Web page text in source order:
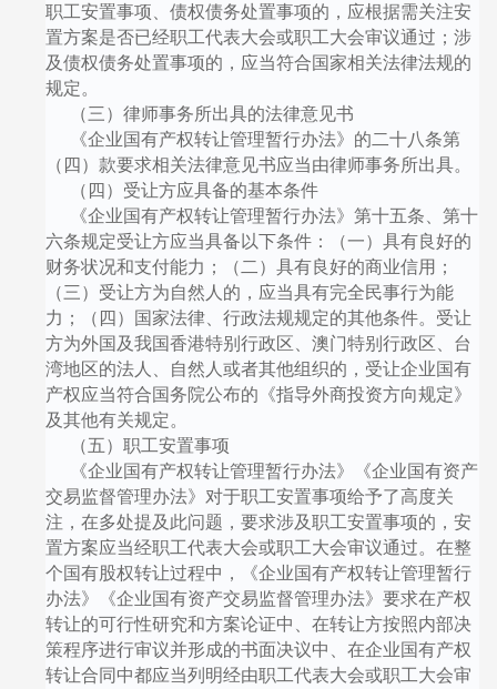
职工安置事项、债权债务处置事项的，应根据需关注安
置方案是否已经职工代表大会或职工大会审议通过；涉
及债权债务处置事项的，应当符合国家相关法律法规的
规定。
（三）律师事务所出具的法律意见书
《企业国有产权转让管理暂行办法》的二十八条第
（四）款要求相关法律意见书应当由律师事务所出具。
（四）受让方应具备的基本条件
《企业国有产权转让管理暂行办法》第十五条、第十
六条规定受让方应当具备以下条件：（一）具有良好的
财务状况和支付能力；（二）具有良好的商业信用；
（三）受让方为自然人的，应当具有完全民事行为能
力；（四）国家法律、行政法规规定的其他条件。受让
方为外国及我国香港特别行政区、澳门特别行政区、台
湾地区的法人、自然人或者其他组织的，受让企业国有
产权应当符合国务院公布的《指导外商投资方向规定》
及其他有关规定。
（五）职工安置事项
《企业国有产权转让管理暂行办法》《企业国有资产
交易监督管理办法》对于职工安置事项给予了高度关
注，在多处提及此问题，要求涉及职工安置事项的，安
置方案应当经职工代表大会或职工大会审议通过。在整
个国有股权转让过程中，《企业国有产权转让管理暂行
办法》《企业国有资产交易监督管理办法》要求在产权
转让的可行性研究和方案论证中、在转让方按照内部决
策程序进行审议并形成的书面决议中、在企业国有产权
转让合同中都应当列明经由职工代表大会或职工大会审